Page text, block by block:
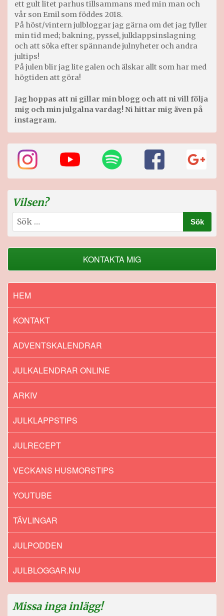
ett gult litet parhus tillsammans med min man och
vår son Emil som föddes 2018.
På höst/vintern julbloggar jag gärna om det jag fyller
min tid med; bakning, pyssel, julklappsinslagning
och att söka efter spännande julnyheter och andra
jultips!
På julen blir jag lite galen och älskar allt som har med
högtiden att göra!
Jag hoppas att ni gillar min blogg och att ni vill följa
mig och min julgalna vardag! Ni hittar mig även på
instagram.
Vilsen?
Sök
efter:
KONTAKTA MIG
HEM
KONTAKT
ADVENTSKALENDRAR
JULKALENDRAR ONLINE
ARKIV
JULKLAPPSTIPS
JULRECEPT
VECKANS HUSMORSTIPS
YOUTUBE
TÄVLINGAR
JULPODDEN
JULBLOGGAR.NU
Missa inga inlägg!